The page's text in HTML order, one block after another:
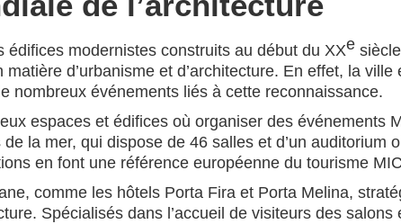
modernistes construits au début du XXe
d’urbanisme et d’architecture. En effet, la
nombreux événements liés à cette reconnaissance.
espaces et édifices où organiser des événements
la mer, qui dispose de 46 salles et d’un auditorium
en font une référence européenne du tourisme
comme les hôtels Porta Fira et Porta Melina,
Spécialisés dans l’accueil de visiteurs des